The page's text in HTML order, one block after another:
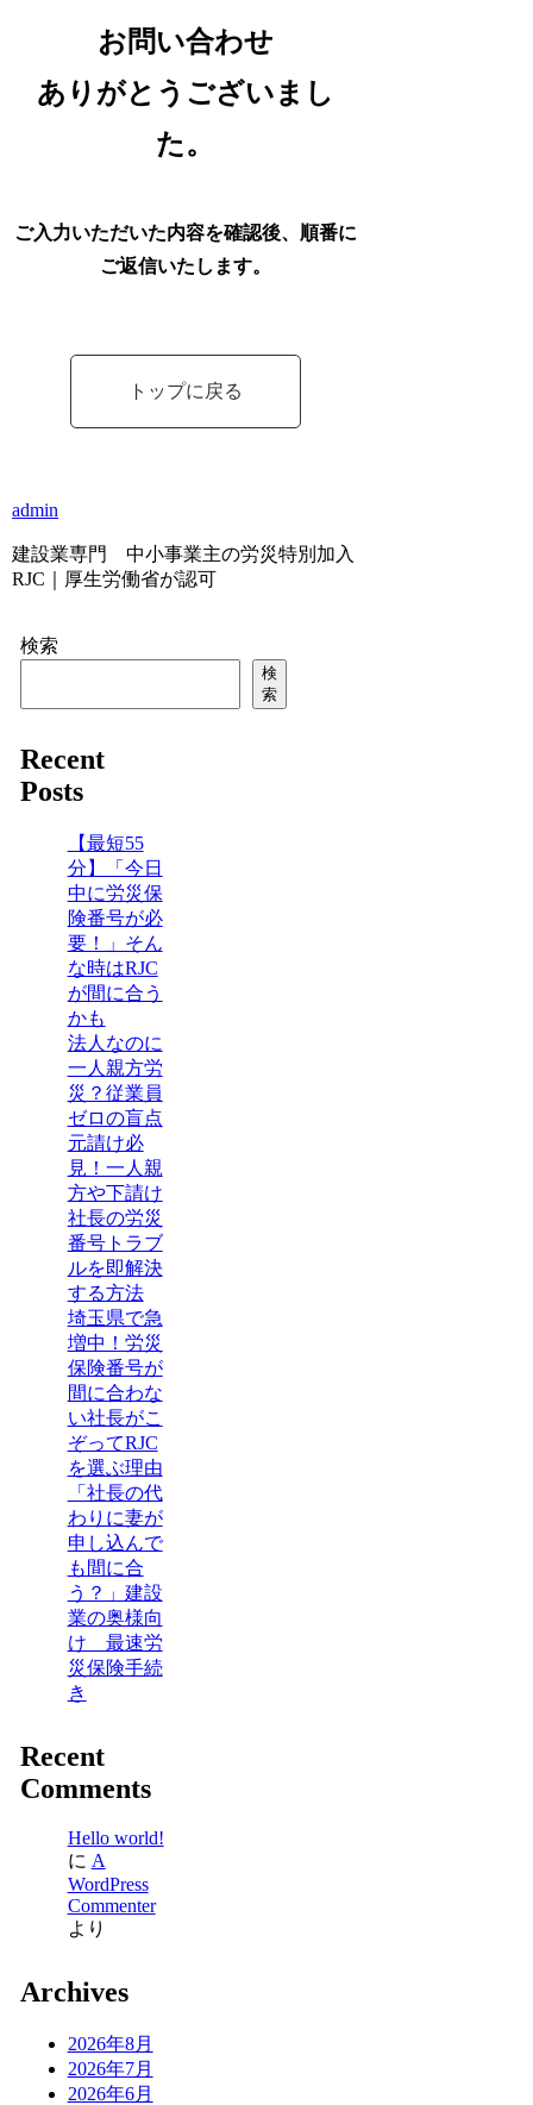
お問い合わせ
ありがとうございまし
た。
ご入力いただいた内容を確認後、順番に
ご返信いたします。
トップに戻る
admin
建設業専門 中小事業主の労災特別加入
RJC｜厚生労働省が認可
検索
検
索
Recent
Posts
【最短55
分】「今日
中に労災保
険番号が必
要！」そん
な時はRJC
が間に合う
かも
法人なのに
一人親方労
災？従業員
ゼロの盲点
元請け必
見！一人親
方や下請け
社長の労災
番号トラブ
ルを即解決
する方法
埼玉県で急
増中！労災
保険番号が
間に合わな
い社長がこ
ぞってRJC
を選ぶ理由
「社長の代
わりに妻が
申し込んで
も間に合
う？」建設
業の奥様向
け 最速労
災保険手続
き
Recent
Comments
Hello world!
に A
WordPress
Commenter
より
Archives
2026年8月
2026年7月
2026年6月